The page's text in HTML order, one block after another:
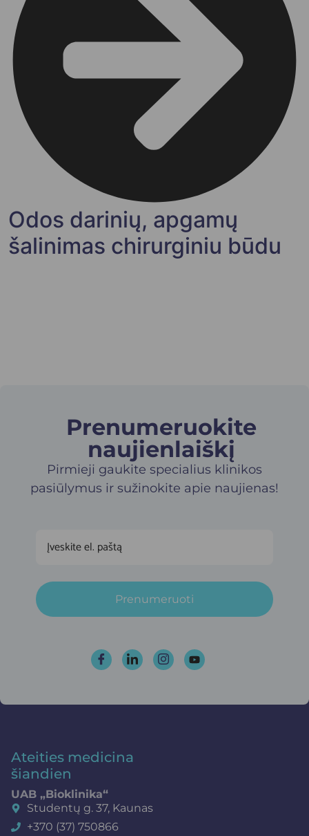
Odos darinių, apgamų
šalinimas chirurginiu būdu
Prenumeruokite
naujienlaiškį​
Pirmieji gaukite specialius klinikos
pasiūlymus ir sužinokite apie naujienas!
Prenumeruoti
Ateities medicina
šiandien
UAB „Bioklinika“
Studentų g. 37, Kaunas
+370 (37) 750866